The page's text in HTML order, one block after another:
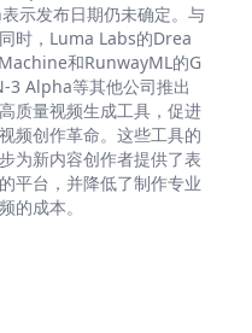
示发布日期仍未确定。与
时，Luma Labs的Drea
和RunwayML的G
3 Alpha等其他公司推出
质量视频生成工具，促进
频创作革命。这些工具的
为新内容创作者提供了表
平台，并降低了制作专业
的成本。